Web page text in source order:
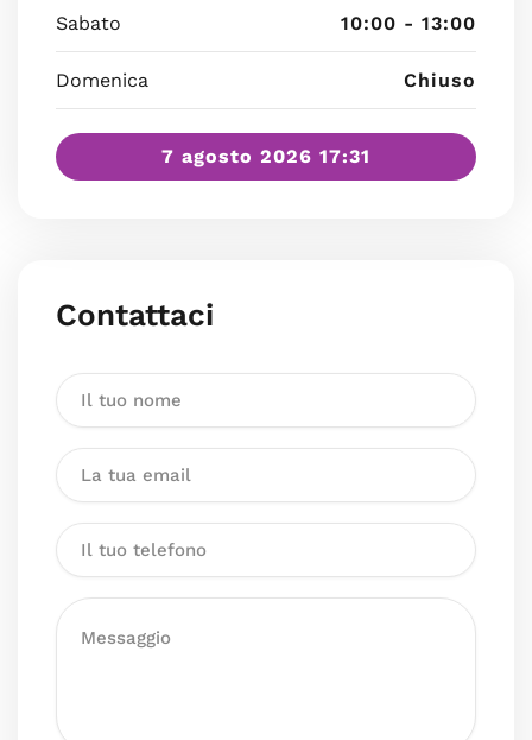
Sabato 10:00 - 13:00
Domenica Chiuso
7 agosto 2026 17:31
Contattaci